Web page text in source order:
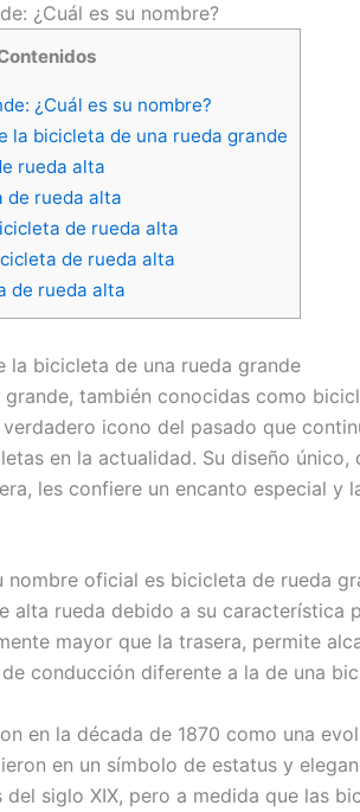
¿Cuál es su nombre?
¿Cuál es su nombre?
la bicicleta de una rueda grande
rueda alta
de rueda alta
de rueda alta
de rueda alta
de rueda alta
la bicicleta de una rueda grande
también conocidas como
verdadero icono del pasado que
en la actualidad. Su diseño único,
les confiere un encanto especial y
nombre oficial es bicicleta de rueda
alta rueda debido a su característica
mayor que la trasera, permite
conducción diferente a la de una
en la década de 1870 como una
en un símbolo de estatus y
siglo XIX, pero a medida que las